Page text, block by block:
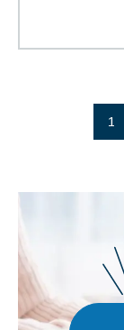
ペー
ジ
送
り
1